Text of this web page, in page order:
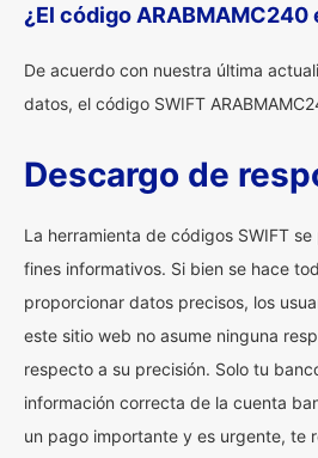
¿El código
De acuerdo con nuestra última
datos, el código SWIFT
Descargo de
La herramienta de códigos SWIFT
fines informativos. Si bien se hace
proporcionar datos precisos, los
este sitio web no asume ninguna
respecto a su precisión. Solo tu
información correcta de la cuenta
un pago importante y es urgente, te